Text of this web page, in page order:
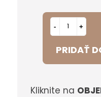
PRIDAŤ
Kliknite na